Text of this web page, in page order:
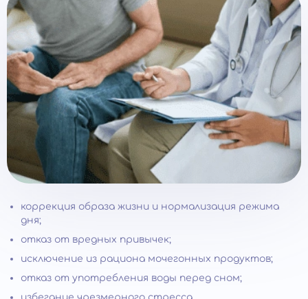
коррекция образа жизни и нормализация режима
дня;
отказ от вредных привычек;
исключение из рациона мочегонных продуктов;
отказ от употребления воды перед сном;